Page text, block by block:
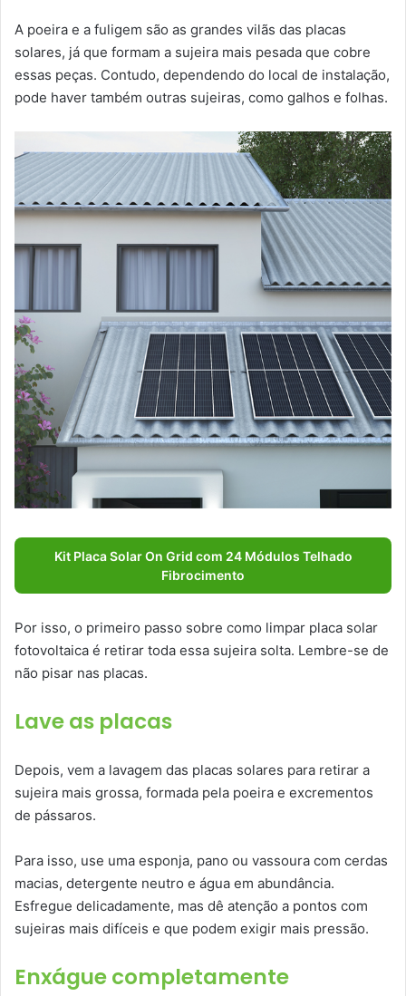
A poeira e a fuligem são as grandes vilãs das placas
solares, já que formam a sujeira mais pesada que cobre
essas peças. Contudo, dependendo do local de instalação,
pode haver também outras sujeiras, como galhos e folhas.
Kit Placa Solar On Grid com 24 Módulos Telhado
Fibrocimento
Por isso, o primeiro passo sobre como limpar placa solar
fotovoltaica é retirar toda essa sujeira solta. Lembre-se de
não pisar nas placas.
Lave as placas
Depois, vem a lavagem das placas solares para retirar a
sujeira mais grossa, formada pela poeira e excrementos
de pássaros.
Para isso, use uma esponja, pano ou vassoura com cerdas
macias, detergente neutro e água em abundância.
Esfregue delicadamente, mas dê atenção a pontos com
sujeiras mais difíceis e que podem exigir mais pressão.
Enxágue completamente